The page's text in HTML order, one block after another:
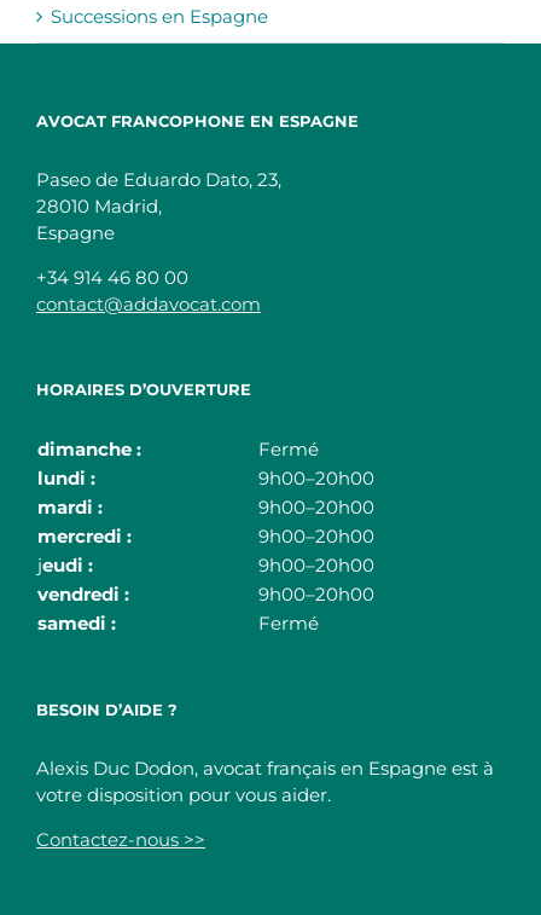
Successions en Espagne
AVOCAT FRANCOPHONE EN ESPAGNE
Paseo de Eduardo Dato, 23,
28010 Madrid,
Espagne
+34 914 46 80 00
contact@addavocat.com
HORAIRES D’OUVERTURE
dimanche :
Fermé
lundi :
9h00–20h00
mardi :
9h00–20h00
mercredi :
9h00–20h00
jeudi :
9h00–20h00
vendredi :
9h00–20h00
samedi :
Fermé
BESOIN D’AIDE ?
Alexis Duc Dodon, avocat français en Espagne est à
votre disposition pour vous aider.
Contactez-nous >>